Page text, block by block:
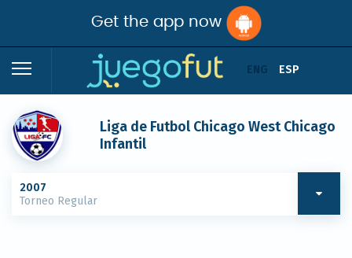
Get the app now
ENG ESP
Liga de Futbol Chicago West Chicago
Infantil
2007
Torneo Regular